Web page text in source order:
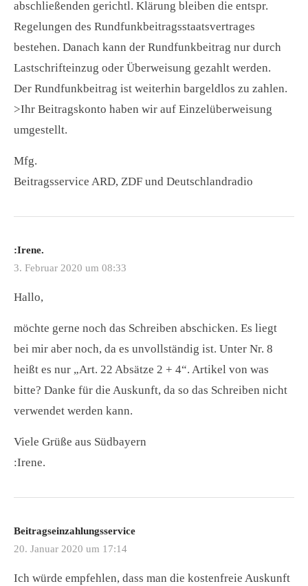
abschließenden gerichtl. Klärung bleiben die entspr.
Regelungen des Rundfunkbeitragsstaatsvertrages
bestehen. Danach kann der Rundfunkbeitrag nur durch
Lastschrifteinzug oder Überweisung gezahlt werden.
Der Rundfunkbeitrag ist weiterhin bargeldlos zu zahlen.
>Ihr Beitragskonto haben wir auf Einzelüberweisung
umgestellt.
Mfg.
Beitragsservice ARD, ZDF und Deutschlandradio
:Irene.
3. Februar 2020 um 08:33
Hallo,
möchte gerne noch das Schreiben abschicken. Es liegt
bei mir aber noch, da es unvollständig ist. Unter Nr. 8
heißt es nur „Art. 22 Absätze 2 + 4“. Artikel von was
bitte? Danke für die Auskunft, da so das Schreiben nicht
verwendet werden kann.
Viele Grüße aus Südbayern
:Irene.
Beitragseinzahlungsservice
20. Januar 2020 um 17:14
Ich würde empfehlen, dass man die kostenfreie Auskunft